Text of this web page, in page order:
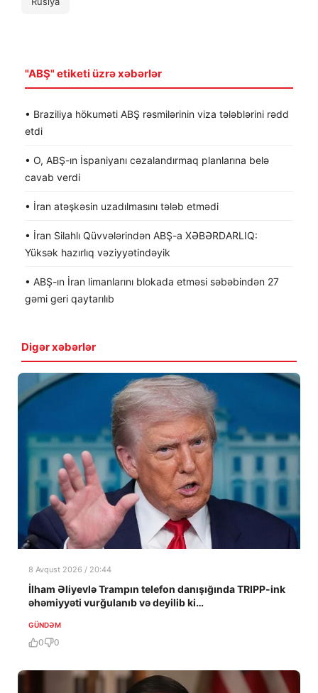
"ABŞ" etiketi üzrə xəbərlər
• Braziliya hökuməti ABŞ rəsmilərinin viza tələblərini rədd
etdi
• O, ABŞ-ın İspaniyanı cəzalandırmaq planlarına belə
cavab verdi
• İran atəşkəsin uzadılmasını tələb etmədi
• İran Silahlı Qüvvələrindən ABŞ-a XƏBƏRDARLIQ:
Yüksək hazırlıq vəziyyətindəyik
• ABŞ-ın İran limanlarını blokada etməsi səbəbindən 27
gəmi geri qaytarılıb
Digər xəbərlər
8 Avqust 2026 / 20:44
İlham Əliyevlə Trampın telefon danışığında TRIPP-ink
əhəmiyyəti vurğulanıb və deyilib ki…
GÜNDƏM
0 0